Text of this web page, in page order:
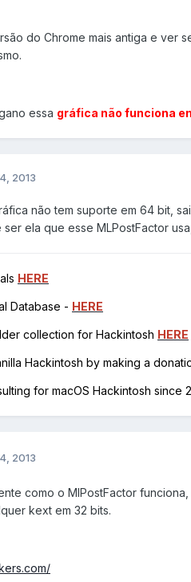
do Chrome mais antiga e ver
essa gráfica não funciona
2013
não tem suporte em 64 bit,
ser ela que esse MLPostFactor
HERE
Database - HERE
collection for Hackintosh HERE
Hackintosh by making a
for macOS Hackintosh since
2013
como o MlPostFactor
kext em 32 bits.